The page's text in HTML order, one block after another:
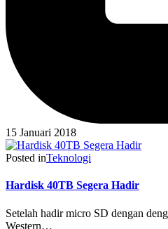
15 Januari 2018
Posted inTeknologi
Hardisk 40TB Segera Hadir
Setelah hadir micro SD dengan
Western…